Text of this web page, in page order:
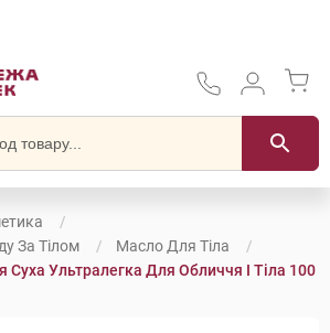
За Тілом
Масло Для Тіла
Суха Ультралегка Для Обличчя І Тіла 100